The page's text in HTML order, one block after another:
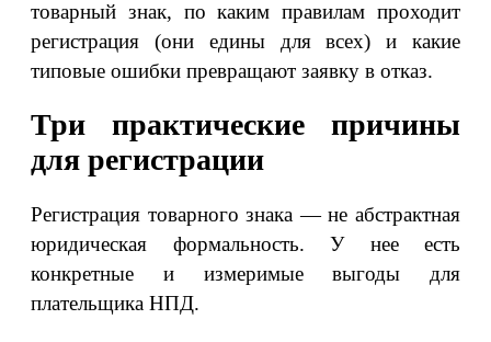
товарный знак, по каким правилам проходит
регистрация (они едины для всех) и какие
типовые ошибки превращают заявку в отказ.
Три практические причины
для регистрации
Регистрация товарного знака — не абстрактная
юридическая формальность. У нее есть
конкретные и измеримые выгоды для
плательщика НПД.